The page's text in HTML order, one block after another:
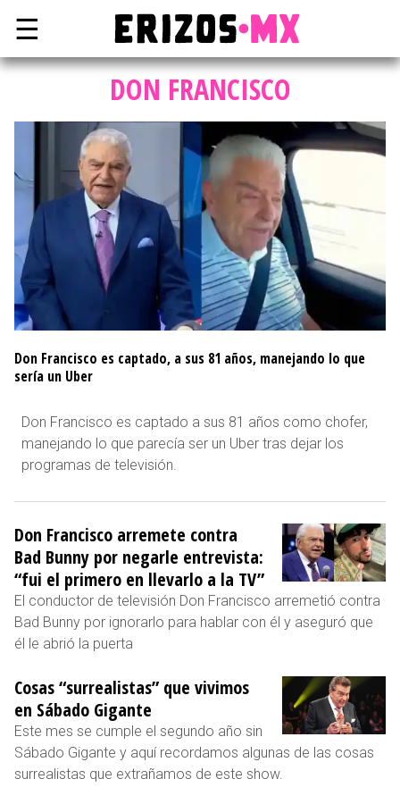
☰
DON FRANCISCO
Don Francisco es captado, a sus 81 años, manejando lo que
sería un Uber
Don Francisco es captado a sus 81 años como chofer,
manejando lo que parecía ser un Uber tras dejar los
programas de televisión.
Don Francisco arremete contra
Bad Bunny por negarle entrevista:
“fui el primero en llevarlo a la TV”
El conductor de televisión Don Francisco arremetió contra
Bad Bunny por ignorarlo para hablar con él y aseguró que
él le abrió la puerta
Cosas “surrealistas” que vivimos
en Sábado Gigante
Este mes se cumple el segundo año sin
Sábado Gigante y aquí recordamos algunas de las cosas
surrealistas que extrañamos de este show.